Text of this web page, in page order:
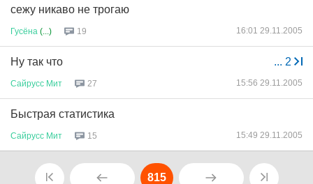
сежу никаво не трогаю
Гусёна (...) 19 16:01 29.11.2005
... 2
Ну так что
Сайрусс Мит 27 15:56 29.11.2005
Быстрая статистика
Сайрусс Мит 15 15:49 29.11.2005
815